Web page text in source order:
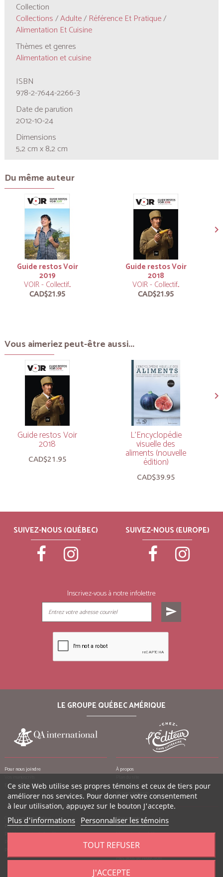
Collection
Collections/Adulte/ Référence Et Pratique/
Alimentation Et Cuisine
Thèmes et genres
Alimentation et cuisine
ISBN
978-2-7644-2266-3
Date de parution
2012-10-24
Dimensions
5,2 cm x 8,2 cm
Du même auteur
Guide restos Voir
2019
VOIR - Collectif...
CAD$21.95
Guide restos Voir
2018
VOIR - Collectif...
CAD$21.95
Vous aimeriez peut-être aussi...
Guide restos Voir
2018
CAD$21.95
L’Encyclopédie
visuelle des
aliments (nouvelle
édition)
CAD$39.95
SUIVEZ-NOUS (QUÉBEC) SUIVEZ-NOUS (EUROPE)
Inscrivez-vous à notre infolettre
send
LE GROUPE QUÉBEC AMÉRIQUE
Pour nous joindre
Emplois
À propos
Crédits
Remerciements
Conditions d’utilisation
Politique de confidentialité
Politique contre le harcèlement
Mon compte
Mes commandes
Mes notes de crédit
Mes adresses
Mes informations personnelles
Mes bons de réduction
Ce site Web utilise ses propres témoins et ceux de tiers pour
améliorer nos services. Pour donner votre consentement
à leur utilisation, appuyez sur le bouton J'accepte.
Plus d'informations Personnaliser les témoins
TOUT REFUSER
J'ACCEPTE